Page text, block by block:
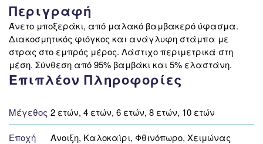
Περιγραφή
Άνετο μποξεράκι, από μαλακό βαμβακερό ύφασμα.
Διακοσμητικός φιόγκος και ανάγλυφη στάμπα με
στρας στο εμπρός μέρος. Λάστιχο περιμετρικά στη
μέση. Σύνθεση από 95% βαμβάκι και 5% ελαστάνη.
Επιπλέον Πληροφορίες
Μέγεθος 2 ετών, 4 ετών, 6 ετών, 8 ετών, 10 ετών
Εποχή Άνοιξη, Καλοκαίρι, Φθινόπωρο, Χειμώνας